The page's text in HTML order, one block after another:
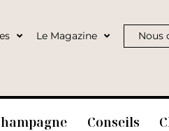
Le Magazine Nous
Conseils